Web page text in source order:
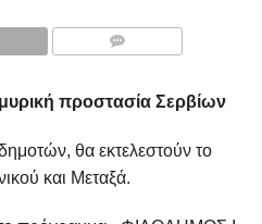
προστασία Σερβίων
θα εκτελεστούν το
και Μεταξά.